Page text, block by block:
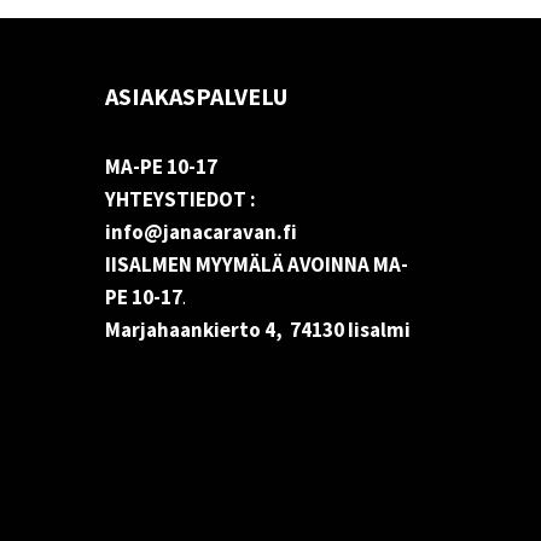
ASIAKASPALVELU
MA-PE 10-17
YHTEYSTIEDOT :
info@janacaravan.fi
IISALMEN MYYMÄLÄ AVOINNA MA-
PE 10-17.
Marjahaankierto 4, 74130 Iisalmi